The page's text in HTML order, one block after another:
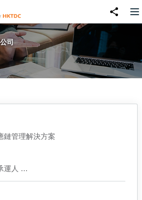
司
鏈管理解決方案
運人
值服務